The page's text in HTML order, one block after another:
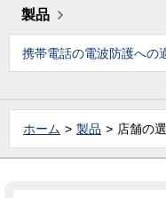
製品
携帯電話の電波防護への
ホーム 製品 店舗の